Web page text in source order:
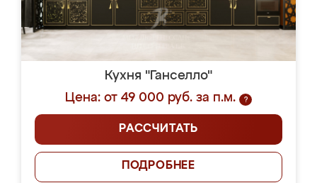
Кухня "Ганселло"
Цена: от 49 000 руб. за п.м.
?
РАССЧИТАТЬ
ПОДРОБНЕЕ